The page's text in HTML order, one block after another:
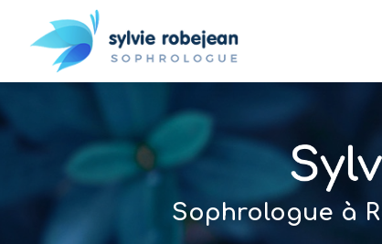
contenu
principal
Sophrologue à